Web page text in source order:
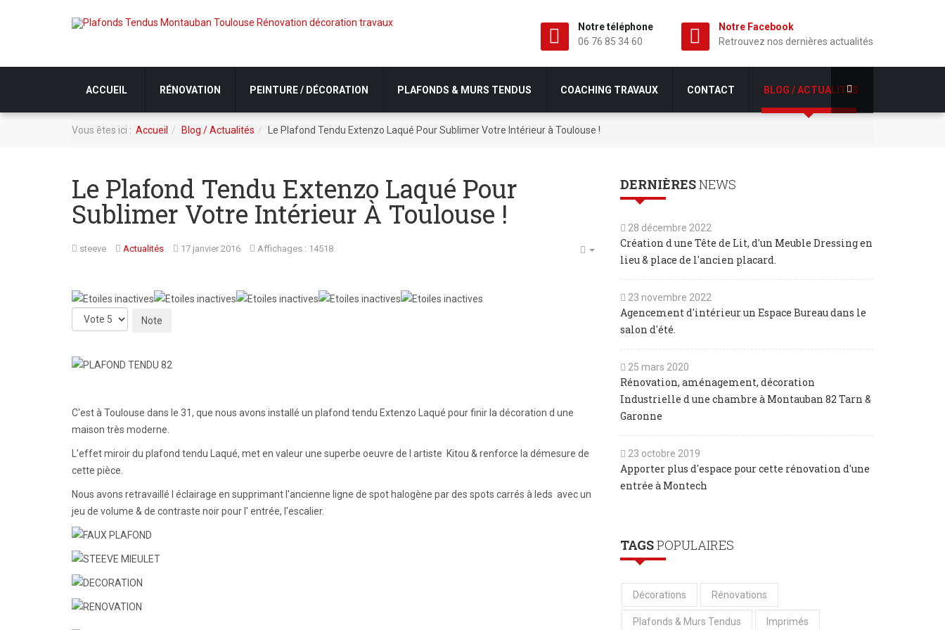
Notre téléphone
06 76 85 34 60
Notre Facebook
Retrouvez nos dernières actualités
ACCUEIL RÉNOVATION PEINTURE / DÉCORATION PLAFONDS & MURS TENDUS COACHING TRAVAUX CONTACT BLOG / ACTUALITÉS
Vous êtes ici : Accueil Blog / Actualités Le Plafond Tendu Extenzo Laqué Pour Sublimer Votre Intérieur à Toulouse !
Le Plafond Tendu Extenzo Laqué Pour
Sublimer Votre Intérieur À Toulouse !
steeve Actualités 17 janvier 2016 Affichages : 14518
Veuillez
voter
C'est à Toulouse dans le 31, que nous avons installé un plafond tendu Extenzo Laqué pour finir la décoration d une
maison très moderne.
L'effet miroir du plafond tendu Laqué, met en valeur une superbe oeuvre de l artiste Kitou & renforce la démesure de
cette pièce.
Nous avons retravaillé l éclairage en supprimant l'ancienne ligne de spot halogène par des spots carrés à leds avec un
jeu de volume & de contraste noir pour l' entrée, l'escalier.
DERNIÈRESNEWS
28 décembre 2022
Création d une Tête de Lit, d'un Meuble Dressing en
lieu & place de l'ancien placard.
23 novembre 2022
Agencement d'intérieur un Espace Bureau dans le
salon d'été.
25 mars 2020
Rénovation, aménagement, décoration
Industrielle d une chambre à Montauban 82 Tarn &
Garonne
23 octobre 2019
Apporter plus d'espace pour cette rénovation d'une
entrée à Montech
TAGSPOPULAIRES
Décorations Rénovations
Plafonds & Murs Tendus Imprimés